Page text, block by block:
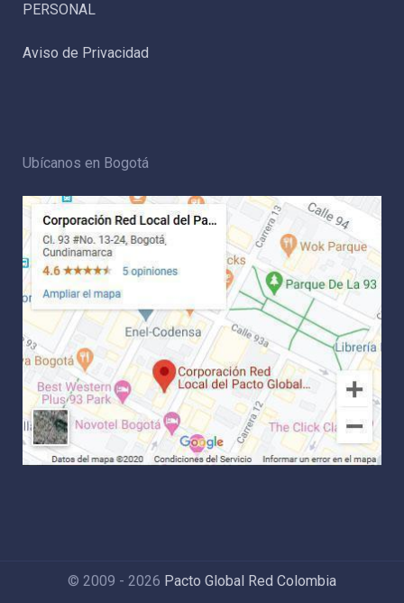
PERSONAL
Aviso de Privacidad
Ubícanos en Bogotá
© 2009 - 2026 Pacto Global Red Colombia